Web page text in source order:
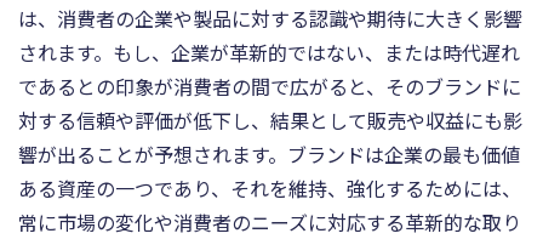
は、消費者の企業や製品に対する認識や期待に大きく影響
されます。もし、企業が革新的ではない、または時代遅れ
であるとの印象が消費者の間で広がると、そのブランドに
対する信頼や評価が低下し、結果として販売や収益にも影
響が出ることが予想されます。ブランドは企業の最も価値
ある資産の一つであり、それを維持、強化するためには、
常に市場の変化や消費者のニーズに対応する革新的な取り